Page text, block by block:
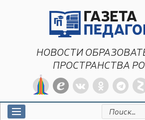
НОВОСТИ
ПРОСТРАНСТВА
Искать: